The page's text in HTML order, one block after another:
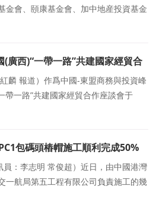
金會、頤康基金會、加中地産投資基金
深愛同行
廣西)“一帶一路”共建國家經貿合
麟 報道）作爲中國-東盟商務與投資峰
帶一路”共建國家經貿合作座談會于
市成功召
包碼頭樁帽施工順利完成50%
：李志明 常俊超）近日，由中國港灣
一航局第五工程有限公司負責施工的幾
包碼頭樁帽工程進展順利